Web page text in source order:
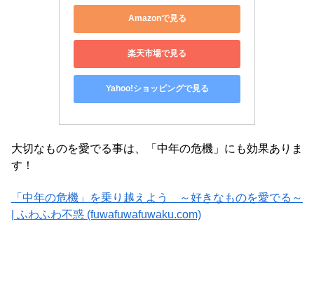
Amazonで見る
楽天市場で見る
Yahoo!ショッピングで見る
大切なものを愛でる事は、「中年の危機」にも効果ありま
す！
「中年の危機」を乗り越えよう ～好きなものを愛でる～
| ふわふわ不惑 (fuwafuwafuwaku.com)